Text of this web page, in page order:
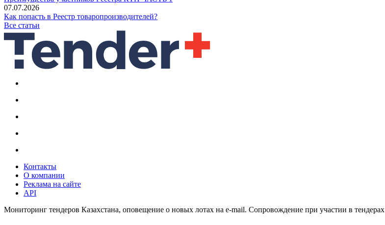
07.07.2026
Как попасть в Реестр товаропроизводителей?
Все статьи
Контакты
О компании
Реклама на сайте
API
Мониторинг тендеров Казахстана, оповещение о новых лотах на e-mail. Сопровождение при участии в тендерах